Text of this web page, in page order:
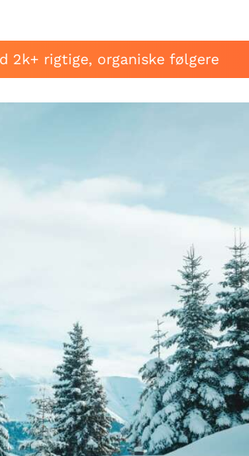
2k+ rigtige, organiske følgere